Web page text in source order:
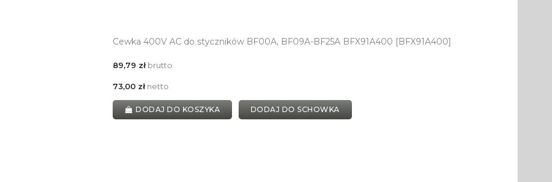
Cewka 400V AC do styczników BF00A, BF09A-BF25A BFX91A400 [BFX91A400]
89,79 złbrutto
73,00 złnetto
DODAJ DO KOSZYKA DODAJ DO SCHOWKA